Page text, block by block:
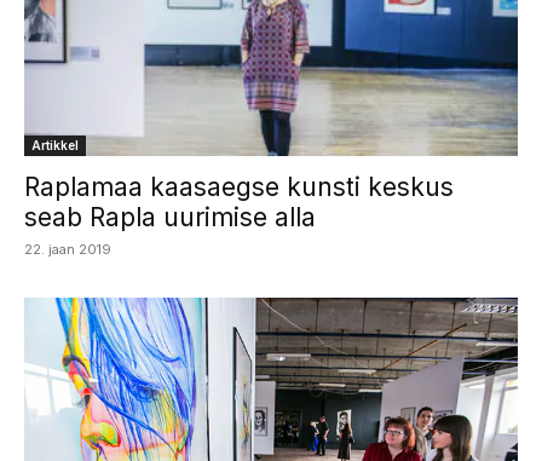
Artikkel
Raplamaa kaasaegse kunsti keskus
seab Rapla uurimise alla
22. jaan 2019